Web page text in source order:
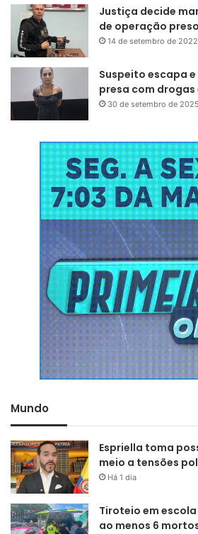
contar com 50 policiais na tropa, que
denominada de Raio Imortal.
Reportagem:Patrick Almeida
Imagens:Fabio Silva
Justiça decide
de operação preso
14 de setembro de 2022
Suspeito escapa
presa com drogas
30 de setembro de 2025
Mundo
Espriella toma
meio a tensões
Há 1 dia
Tiroteio em
ao menos 6